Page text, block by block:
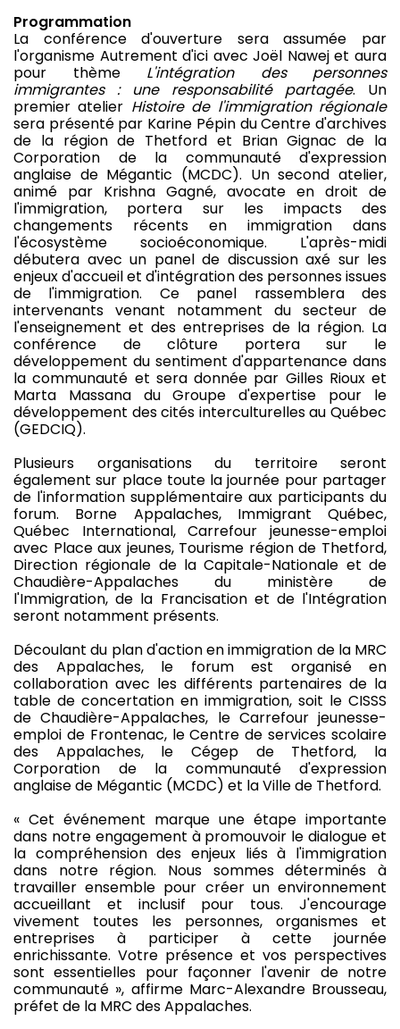
Programmation
La conférence d'ouverture sera assumée par
l'organisme Autrement d'ici avec Joël Nawej et aura
pour thème L'intégration des personnes
immigrantes : une responsabilité partagée. Un
premier atelier Histoire de l'immigration régionale
sera présenté par Karine Pépin du Centre d'archives
de la région de Thetford et Brian Gignac de la
Corporation de la communauté d'expression
anglaise de Mégantic (MCDC). Un second atelier,
animé par Krishna Gagné, avocate en droit de
l'immigration, portera sur les impacts des
changements récents en immigration dans
l'écosystème socioéconomique. L'après-midi
débutera avec un panel de discussion axé sur les
enjeux d'accueil et d'intégration des personnes issues
de l'immigration. Ce panel rassemblera des
intervenants venant notamment du secteur de
l'enseignement et des entreprises de la région. La
conférence de clôture portera sur le
développement du sentiment d'appartenance dans
la communauté et sera donnée par Gilles Rioux et
Marta Massana du Groupe d'expertise pour le
développement des cités interculturelles au Québec
(GEDCIQ).
Plusieurs organisations du territoire seront
également sur place toute la journée pour partager
de l'information supplémentaire aux participants du
forum. Borne Appalaches, Immigrant Québec,
Québec International, Carrefour jeunesse-emploi
avec Place aux jeunes, Tourisme région de Thetford,
Direction régionale de la Capitale-Nationale et de
Chaudière-Appalaches du ministère de
l'Immigration, de la Francisation et de l'Intégration
seront notamment présents.
Découlant du plan d'action en immigration de la MRC
des Appalaches, le forum est organisé en
collaboration avec les différents partenaires de la
table de concertation en immigration, soit le CISSS
de Chaudière-Appalaches, le Carrefour jeunesse-
emploi de Frontenac, le Centre de services scolaire
des Appalaches, le Cégep de Thetford, la
Corporation de la communauté d'expression
anglaise de Mégantic (MCDC) et la Ville de Thetford.
« Cet événement marque une étape importante
dans notre engagement à promouvoir le dialogue et
la compréhension des enjeux liés à l'immigration
dans notre région. Nous sommes déterminés à
travailler ensemble pour créer un environnement
accueillant et inclusif pour tous. J'encourage
vivement toutes les personnes, organismes et
entreprises à participer à cette journée
enrichissante. Votre présence et vos perspectives
sont essentielles pour façonner l'avenir de notre
communauté », affirme Marc-Alexandre Brousseau,
préfet de la MRC des Appalaches.